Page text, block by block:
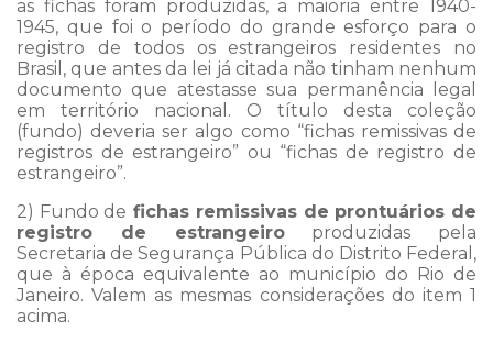
as fichas foram produzidas, a maioria entre 1940-
1945, que foi o período do grande esforço para o
registro de todos os estrangeiros residentes no
Brasil, que antes da lei já citada não tinham nenhum
documento que atestasse sua permanência legal
em território nacional. O título desta coleção
(fundo) deveria ser algo como “fichas remissivas de
registros de estrangeiro” ou “fichas de registro de
estrangeiro”.
2) Fundo de fichas remissivas de prontuários de
registro de estrangeiroproduzidas pela
Secretaria de Segurança Pública do Distrito Federal,
que à época equivalente ao município do Rio de
Janeiro. Valem as mesmas considerações do item 1
acima.